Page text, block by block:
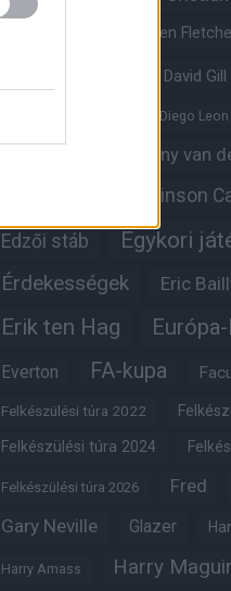
Darren
David Gill
Diego Leon
Donny van
Edinson
Edzői stáb Egykori
Érdekességek Eric
Erik ten Hag
Everton FA-kupa
Felkészülési túra 2022
Felkészülési túra 2024
Felkészülési túra 2026 Fred
Gary Neville Glazer
Harry Amass Harry